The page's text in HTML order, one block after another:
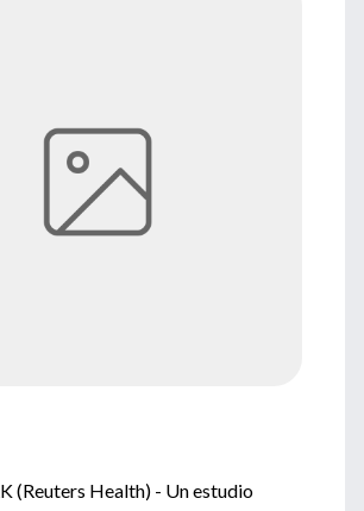
(Reuters Health) - Un estudio